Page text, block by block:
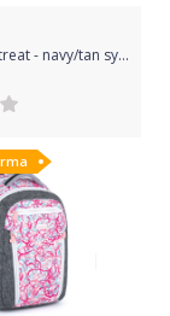
Herschel Retreat - navy/tan synthetic leather uni